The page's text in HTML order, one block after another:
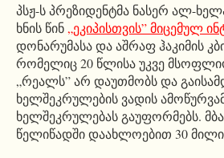
პსჟ-ს პრეზიდენტმა ნასერ ალ-
ხნის წინ „ეკიპისთვის” მიცემულ
დონარუმასა და აშრაფ ჰაკიმის
რომელიც 20 წლისა უკვე
„რეალს” არ დაუთმობს და
ხელშეკრულების ვადის
ხელშეკრულებას გაუფორმებს.
წელიწადში დაახლოებით 30